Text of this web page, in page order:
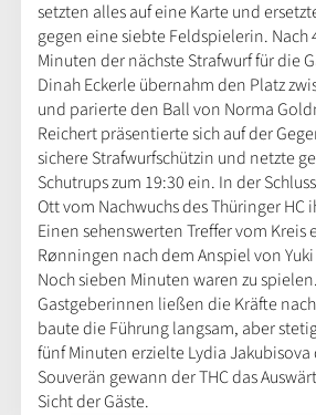
setzten alles auf eine Karte und
gegen eine siebte Feldspielerin. Nach
Minuten der nächste Strafwurf für die
Dinah Eckerle übernahm den Platz
und parierte den Ball von Norma
Reichert präsentierte sich auf der
sichere Strafwurfschützin und netzte
Schutrups zum 19:30 ein. In der
Ott vom Nachwuchs des Thüringer HC
Einen sehenswerten Treffer vom Kreis
Rønningen nach dem Anspiel von
Noch sieben Minuten waren zu
Gastgeberinnen ließen die Kräfte
baute die Führung langsam, aber
fünf Minuten erzielte Lydia Jakubisova
Souverän gewann der THC das
Sicht der Gäste.